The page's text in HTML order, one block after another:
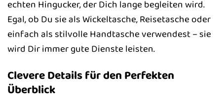
echten Hingucker, der Dich lange begleiten wird.
Egal, ob Du sie als Wickeltasche, Reisetasche oder
einfach als stilvolle Handtasche verwendest – sie
wird Dir immer gute Dienste leisten.
Clevere Details für den Perfekten
Überblick